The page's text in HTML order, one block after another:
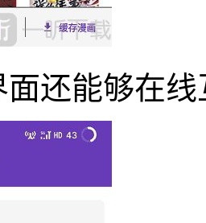
还能够在